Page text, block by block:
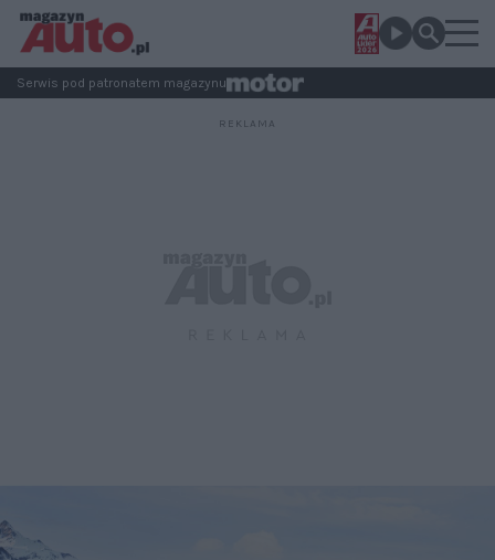
Serwis pod patronatem magazynu